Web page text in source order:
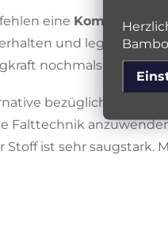
eine Kombination
und legen Sie
nochmals zu
bezüglich
Falttechnik
Stoff ist sehr saugstark.